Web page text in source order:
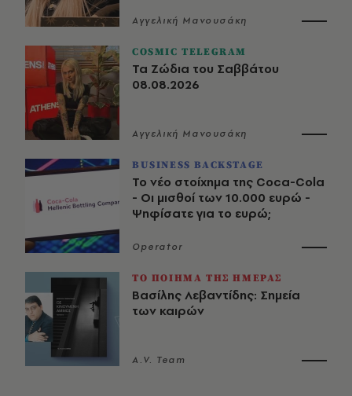
Αγγελική Μανουσάκη
COSMIC TELEGRAM
Τα Ζώδια του Σαββάτου
08.08.2026
Αγγελική Μανουσάκη
BUSINESS BACKSTAGE
Το νέο στοίχημα της Coca-Cola
- Οι μισθοί των 10.000 ευρώ -
Ψηφίσατε για το ευρώ;
Operator
ΤΟ ΠΟΙΗΜΑ ΤΗΣ ΗΜΕΡΑΣ
Βασίλης Λεβαντίδης: Σημεία
των καιρών
A.V. Team